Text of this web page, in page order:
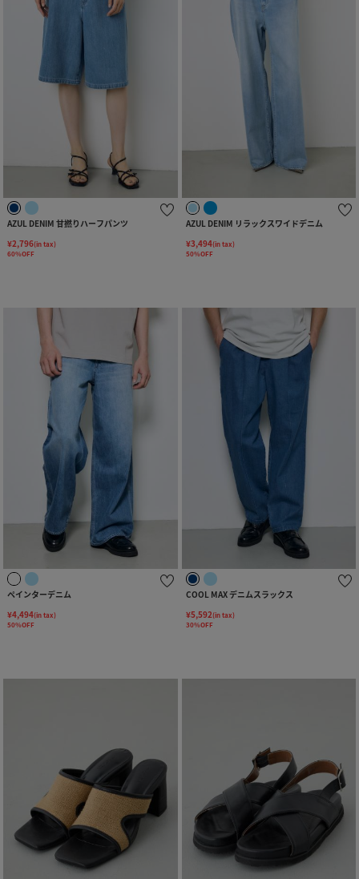
AZUL DENIM 甘撚りハーフパンツ
¥2,796(in tax)
60%OFF
AZUL DENIM リラックスワイドデニム
¥3,494(in tax)
50%OFF
ペインターデニム
¥4,494(in tax)
50%OFF
COOL MAX デニムスラックス
¥5,592(in tax)
30%OFF